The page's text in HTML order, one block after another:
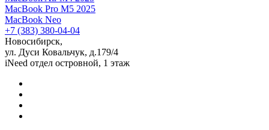
MacBook Pro M5 2025
MacBook Neo
+7 (383) 380-04-04
Новосибирск,
ул. Дуси Ковальчук, д.179/4
iNeed отдел островной, 1 этаж